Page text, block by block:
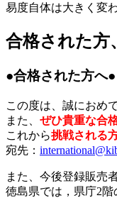
易度自体は大きく変
合格された方
●合格された方へ●
この度は、誠におめ
また、 ぜひ貴重な合
これから挑戦される
宛先：
また、今後登録販売
徳島県では，県庁2